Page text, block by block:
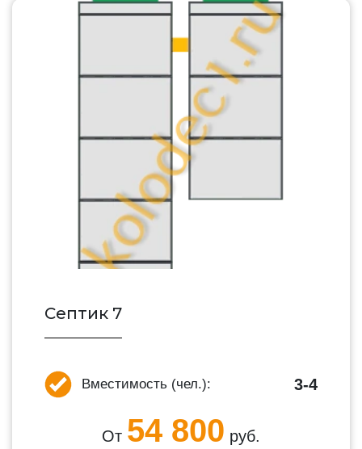
Септик 7
Вместимость (чел.): 3-4
От 54 800 руб.